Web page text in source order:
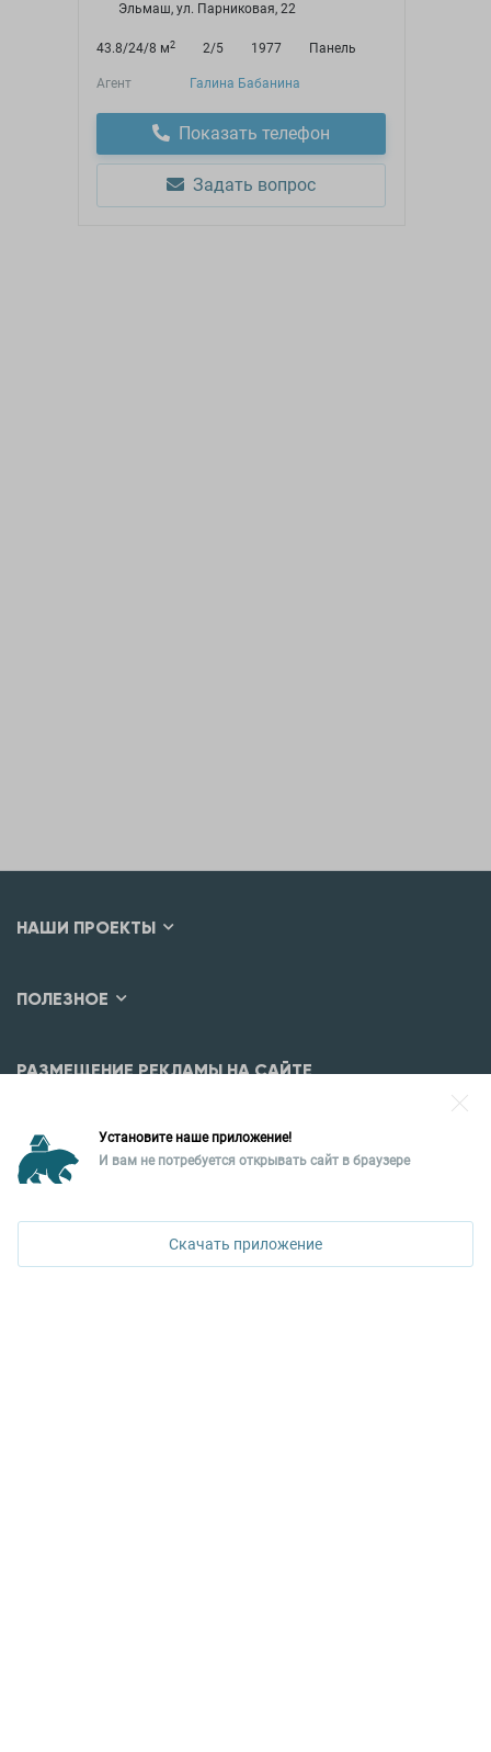
Эльмаш, ул. Парниковая, 22
43.8/24/8 м2 2/5 1977 Панель
Агент Галина Бабанина
Показать телефон
Задать вопрос
НАШИ ПРОЕКТЫ
ПОЛЕЗНОЕ
РАЗМЕЩЕНИЕ РЕКЛАМЫ НА САЙТЕ
Уральская палата недвижимости
ул. Горького, 65, 0 подъезд, 3 этаж
Установите наше приложение!
И вам не потребуется открывать сайт в браузере
Скачать приложение